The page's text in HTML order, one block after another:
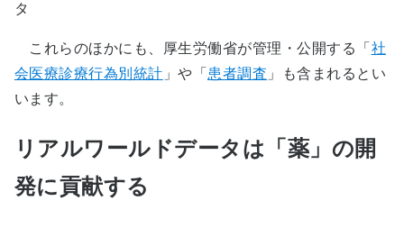
タ
これらのほかにも、厚生労働省が管理・公開する「 社
会医療診療行為別統計 」や「 患者調査 」も含まれるとい
います。
リアルワールドデータは「薬」の開
発に貢献する